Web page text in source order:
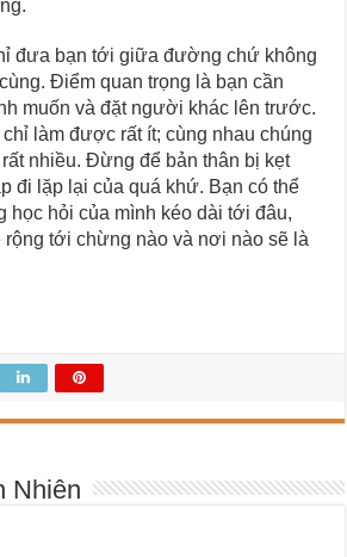
đưa bạn tới giữa đường chứ không
Điểm quan trọng là bạn cần
muốn và đặt người khác lên trước.
chỉ làm được rất ít; cùng nhau chúng
nhiều. Đừng để bản thân bị kẹt
đi lặp lại của quá khứ. Bạn có thể
học hỏi của mình kéo dài tới đâu,
tới chừng nào và nơi nào sẽ là
Nhiên